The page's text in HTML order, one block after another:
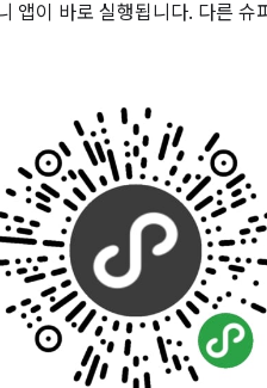
앱이 바로 실행됩니다. 다른 슈